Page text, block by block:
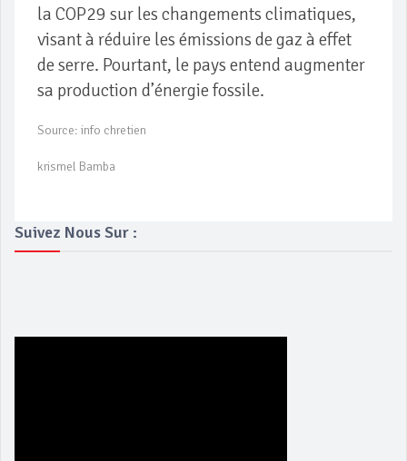
la COP29 sur les changements climatiques,
visant à réduire les émissions de gaz à effet
de serre. Pourtant, le pays entend augmenter
sa production d’énergie fossile.
Source: info chretien
krismel Bamba
Suivez Nous Sur :